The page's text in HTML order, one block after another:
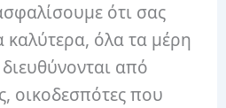
ότι σας
καλύτερα, όλα τα μέρη
από
οικοδεσπότες που